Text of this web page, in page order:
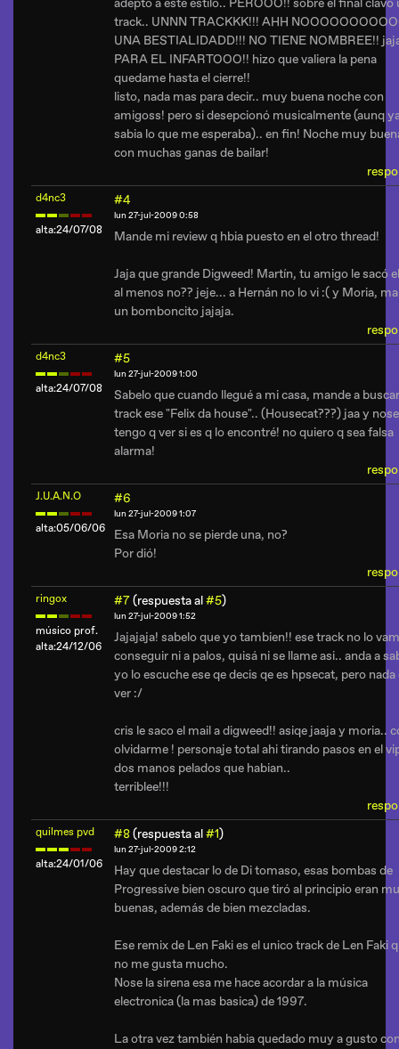
adepto a este estilo.. PEROOO!! sobre el final clavó
track.. UNNN TRACKKK!!! AHH
UNA BESTIALIDADD!!! NO TIENE NOMBREE!!
PARA EL INFARTOOO!! hizo que valiera la pena
quedame hasta el cierre!!
listo, nada mas para decir.. muy buena noche con
amigoss! pero si desepcionó musicalmente (aunq
sabia lo que me esperaba).. en fin! Noche muy
con muchas ganas de bailar!
d4nc3
alta:24/07/08
#4
lun 27-jul-2009 0:58
Mande mi review q hbia puesto en el otro thread!
Jaja que grande Digweed! Martín, tu amigo le sacó
al menos no?? jeje... a Hernán no lo vi :( y Moria,
un bomboncito jajaja.
d4nc3
alta:24/07/08
#5
lun 27-jul-2009 1:00
Sabelo que cuando llegué a mi casa, mande a
track ese "Felix da house".. (Housecat???) jaa y
tengo q ver si es q lo encontré! no quiero q sea falsa
alarma!
J.U.A.N.O
alta:05/06/06
#6
lun 27-jul-2009 1:07
Esa Moria no se pierde una, no?
Por dió!
ringox
músico prof.
alta:24/12/06
#7(respuesta al#5)
lun 27-jul-2009 1:52
Jajajaja! sabelo que yo tambien!! ese track no lo
conseguir ni a palos, quisá ni se llame asi.. anda a
yo lo escuche ese qe decis qe es hpsecat, pero nada
ver :/
cris le saco el mail a digweed!! asiqe jaaja y moria..
olvidarme ! personaje total ahi tirando pasos en el
dos manos pelados que habian..
terriblee!!!
quilmes pvd
alta:24/01/06
#8(respuesta al#1)
lun 27-jul-2009 2:12
Hay que destacar lo de Di tomaso, esas bombas de
Progressive bien oscuro que tiró al principio eran
buenas, además de bien mezcladas.
Ese remix de Len Faki es el unico track de Len Faki
no me gusta mucho.
Nose la sirena esa me hace acordar a la música
electronica (la mas basica) de 1997.
La otra vez también habia quedado muy a gusto